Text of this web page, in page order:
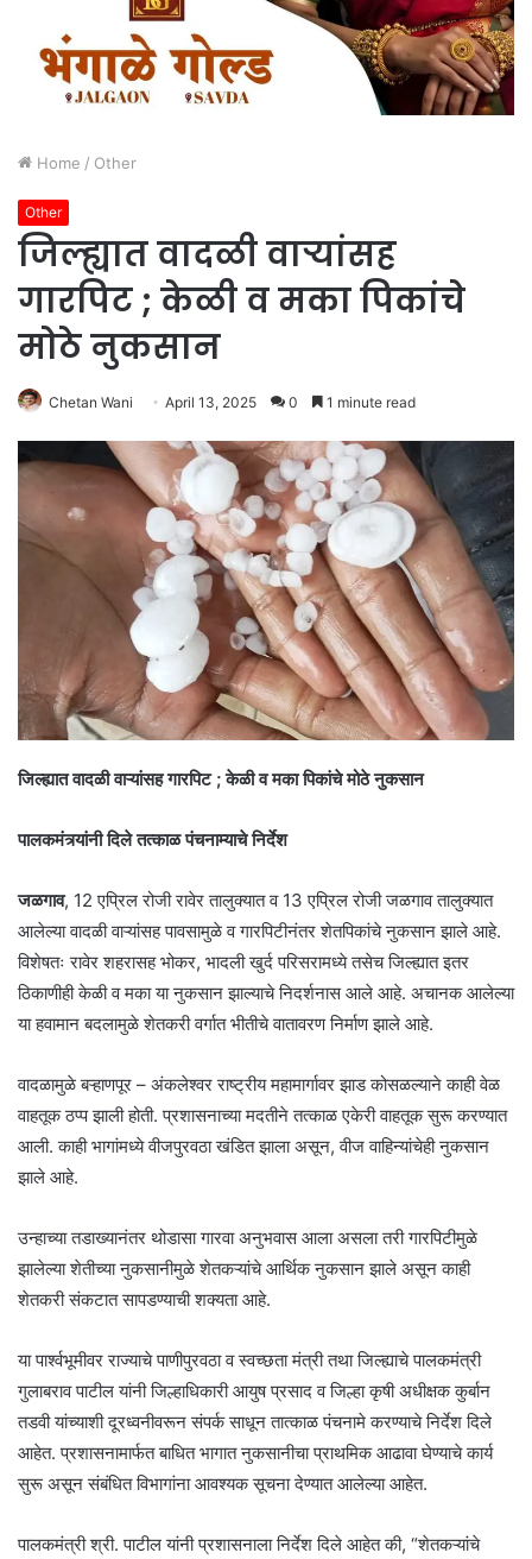
Home / Other
Other
जिल्ह्यात वादळी वाऱ्यांसह
गारपिट ; केळी व मका पिकांचे
मोठे नुकसान
Chetan Wani April 13, 2025 0 1 minute read
जिल्ह्यात वादळी वाऱ्यांसह गारपिट ; केळी व मका पिकांचे मोठे नुकसान
पालकमंत्र्यांनी दिले तत्काळ पंचनाम्याचे निर्देश
जळगाव, 12 एप्रिल रोजी रावेर तालुक्यात व 13 एप्रिल रोजी जळगाव तालुक्यात
आलेल्या वादळी वाऱ्यांसह पावसामुळे व गारपिटीनंतर शेतपिकांचे नुकसान झाले आहे.
विशेषतः रावेर शहरासह भोकर, भादली खुर्द परिसरामध्ये तसेच जिल्ह्यात इतर
ठिकाणीही केळी व मका या नुकसान झाल्याचे निदर्शनास आले आहे. अचानक आलेल्या
या हवामान बदलामुळे शेतकरी वर्गात भीतीचे वातावरण निर्माण झाले आहे.
वादळामुळे बऱ्हाणपूर – अंकलेश्वर राष्ट्रीय महामार्गावर झाड कोसळल्याने काही वेळ
वाहतूक ठप्प झाली होती. प्रशासनाच्या मदतीने तत्काळ एकेरी वाहतूक सुरू करण्यात
आली. काही भागांमध्ये वीजपुरवठा खंडित झाला असून, वीज वाहिन्यांचेही नुकसान
झाले आहे.
उन्हाच्या तडाख्यानंतर थोडासा गारवा अनुभवास आला असला तरी गारपिटीमुळे
झालेल्या शेतीच्या नुकसानीमुळे शेतकऱ्यांचे आर्थिक नुकसान झाले असून काही
शेतकरी संकटात सापडण्याची शक्यता आहे.
या पार्श्वभूमीवर राज्याचे पाणीपुरवठा व स्वच्छता मंत्री तथा जिल्ह्याचे पालकमंत्री
गुलाबराव पाटील यांनी जिल्हाधिकारी आयुष प्रसाद व जिल्हा कृषी अधीक्षक कुर्बान
तडवी यांच्याशी दूरध्वनीवरून संपर्क साधून तात्काळ पंचनामे करण्याचे निर्देश दिले
आहेत. प्रशासनामार्फत बाधित भागात नुकसानीचा प्राथमिक आढावा घेण्याचे कार्य
सुरू असून संबंधित विभागांना आवश्यक सूचना देण्यात आलेल्या आहेत.
पालकमंत्री श्री. पाटील यांनी प्रशासनाला निर्देश दिले आहेत की, “शेतकऱ्यांचे